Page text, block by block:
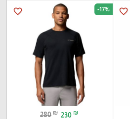
favorite_border
favorite_border -17%
280 ₪ 230 ₪